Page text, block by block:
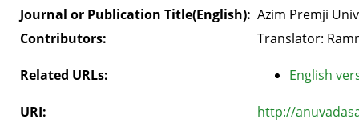
Journal or Publication Title(English): Azim Premji
Contributors:
Translator:
Related URLs: English
URI: http://